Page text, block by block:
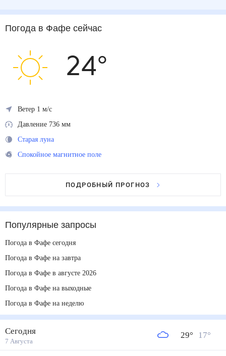
Погода в Фафесейчас
24°
Ветер 1 м/с
Давление 736 мм
Старая луна
Спокойное магнитное поле
ПОДРОБНЫЙ ПРОГНОЗ
Популярные запросы
Погода в Фафе сегодня
Погода в Фафе на завтра
Погода в Фафе в августе 2026
Погода в Фафе на выходные
Погода в Фафе на неделю
Сегодня
7 Августа
29° 17°